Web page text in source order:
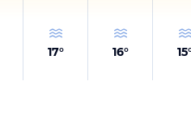
17° 16° 15